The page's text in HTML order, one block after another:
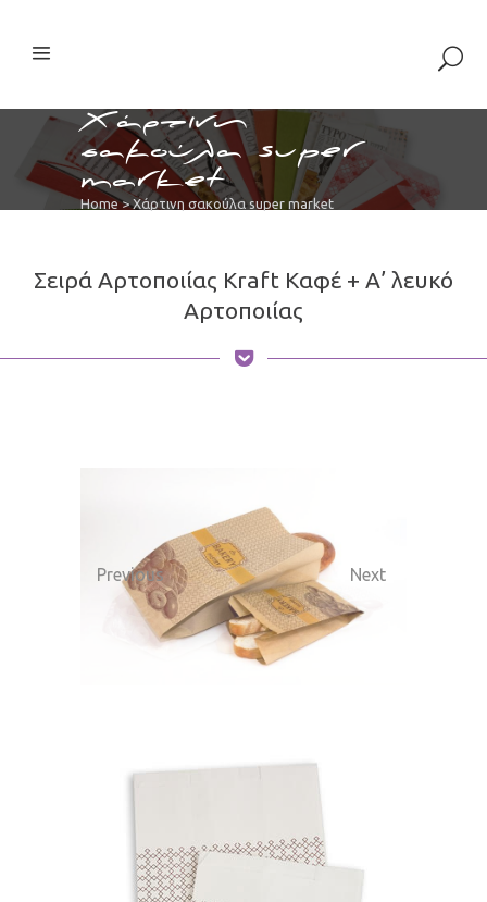
Χάρτινη
σακούλα super
market
Home>Χάρτινη σακούλα super market
Σειρά Αρτοποιίας Kraft Καφέ + Α’ λευκό
Αρτοποιίας
Previous Next